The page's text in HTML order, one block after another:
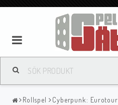
Rollspel Cyberpunk: Eurotour